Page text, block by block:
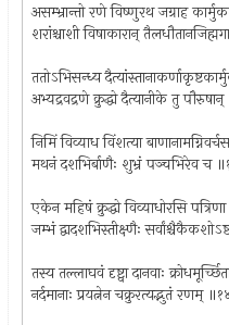
असम्भ्रान्तो रणे विष्णुरथ जग्राह
शरांश्चाशी विषाकारान्
ततोऽभिसन्ध्य
अभ्यद्रवद्रणे क्रुद्धो दैत्यानीके तु
निमिं विव्याध विंशत्या
मथनं दशभिर्बाणैः शुभ्रं पञ्चभिरेव च
एकेन महिषं क्रुद्धो विव्याधोरसि पत्रिणा
जम्भं द्वादशभिस्तीक्ष्णैः
तस्य तल्लाघवं दृष्ट्वा दानवाः
नर्दमानाः प्रयत्नेन चक्रुरत्यद्भुतं रणम्